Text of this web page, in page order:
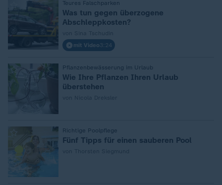
Teures Falschparken
Was tun gegen überzogene
Abschleppkosten?
mit Video3:24
Pflanzenbewässerung im Urlaub
:
Wie Ihre Pflanzen Ihren Urlaub
überstehen
Richtige Poolpflege
Fünf Tipps für einen sauberen Pool